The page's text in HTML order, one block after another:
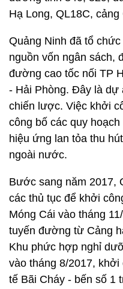
Hạ Long, QL18C,
Quảng Ninh đã tổ
nguồn vốn ngân sách,
đường cao tốc nối TP
- Hải Phòng. Đây là dự
chiến lược. Việc khởi
công bố các quy
hiệu ứng lan tỏa thu
ngoài nước.
Bước sang năm 2017,
các thủ tục để khởi
Móng Cái vào tháng
tuyến đường từ Cảng
Khu phức hợp nghỉ
vào tháng 8/2017,
tế Bãi Cháy - bến số 1